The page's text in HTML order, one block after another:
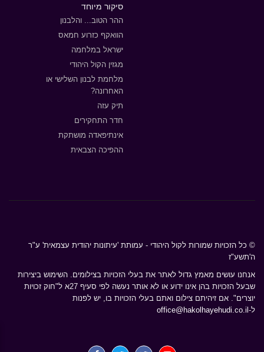
סיקור מיוחד
ההר הטוב... והלבנון
הוואקף כזרוע חמאס
ישראל במלחמה
מגזין הקול היהודי
מלחמת לבנון השלישי או
האחרונה?
תיק עזה
חדר התחקירים
אינתיפאדה מושתקת
ההפיכה הצבאית
© כל הזכויות שמורות לקול היהודי - עמותת 'עיתונות יהודית עצמאית' ע"ר
ה'תשע"ז
אנחנו עושים מאמץ גדול לאתר את בעלי הזכויות בצילומים. השימוש ביצירות
שבעל הזכויות בהן אינו ידוע או לא אותר נעשה לפי סעיף 27א ל"חוק זכויות
יוצרים". אם זיהיתם צילום ואתם בעלי הזכויות בו, יש לפנות
ל-office@hakolhayehudi.co.il